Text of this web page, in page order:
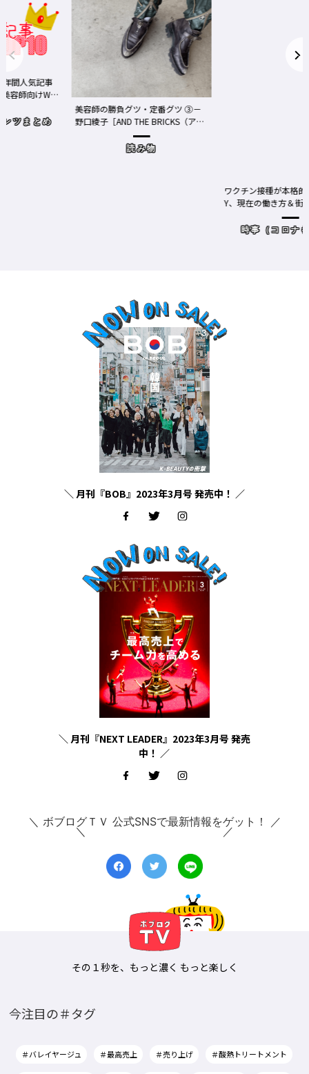
美容師の勝負グツ・定番グツ ③－
野口綾子［AND THE BRICKS（アン
ドザブリックス）／神奈川県鎌倉
ワクチン接種が本格的に始まったN
Y、現在の働き方＆街の様子
時事（コロナもここ）
＼ 月刊『BOB』2023年3月号 発売中！ ／
＼ 月刊『NEXT LEADER』2023年3月号 発売
中！ ／
＼ ボブログＴＶ 公式SNSで最新情報をゲット！ ／
その１秒を、もっと濃く もっと楽しく
今注目の＃タグ
＃バレイヤージュ ＃最高売上 ＃売り上げ ＃酸熱トリートメント